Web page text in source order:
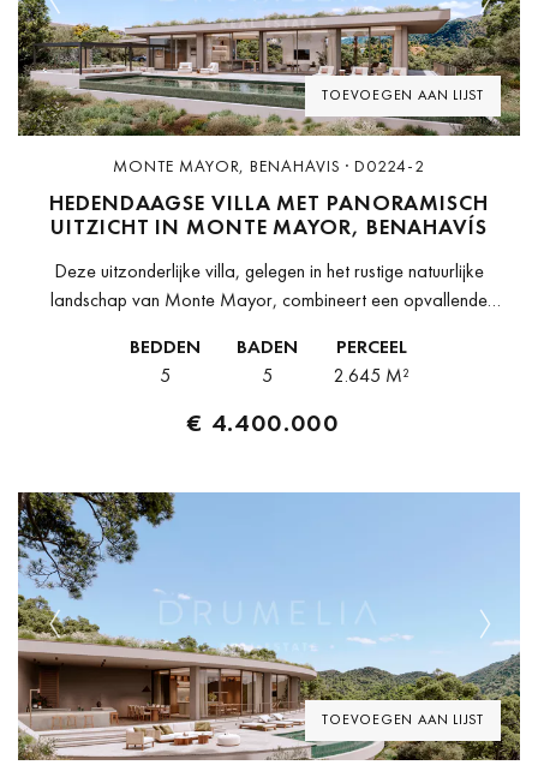
TOEVOEGEN AAN LIJST
Previous Next
MONTE MAYOR, BENAHAVIS · D0224-2
HEDENDAAGSE VILLA MET PANORAMISCH
UITZICHT IN MONTE MAYOR, BENAHAVÍS
Deze uitzonderlijke villa, gelegen in het rustige natuurlijke
landschap van Monte Mayor, combineert een opvallende
panoramisch uitzicht biedt over de vallei, de omliggende...
BEDDEN
5
BADEN
5
PERCEEL
2.645 M²
€ 4.400.000
TOEVOEGEN AAN LIJST
Previous Next